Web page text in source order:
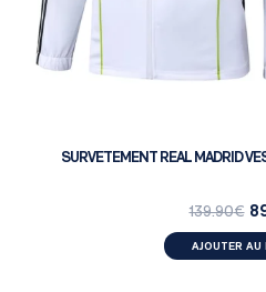
SURVETEMENT REAL MADRID
139.90€
AJOUTER AU